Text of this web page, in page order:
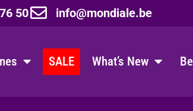
50 info@mondiale.be
SALE What’s New